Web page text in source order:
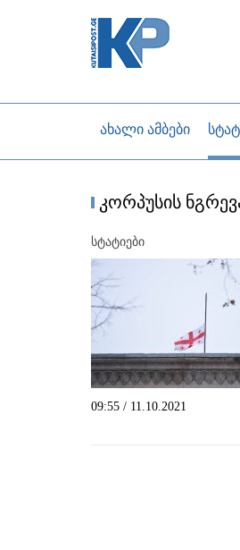
ახალი ამბები
კორპუსის
სტატიები
09:55 / 11.10.2021